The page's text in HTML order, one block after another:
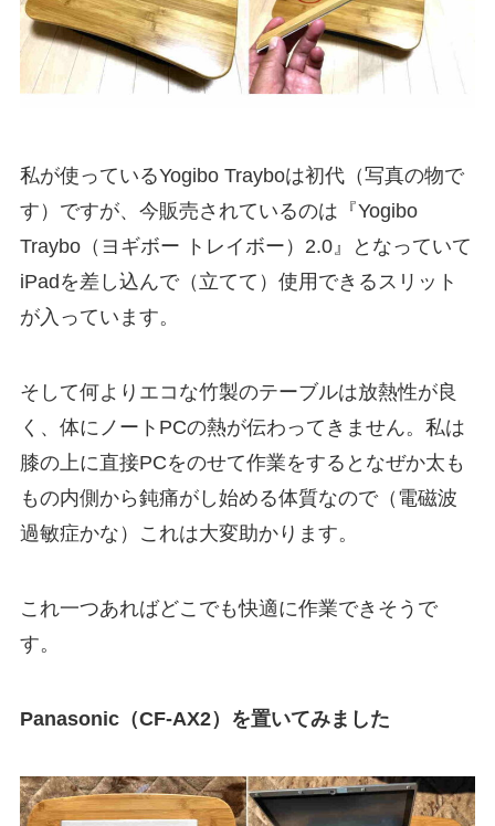
私が使っているYogibo Trayboは初代（写真の物で
す）ですが、今販売されているのは『Yogibo
Traybo（ヨギボー トレイボー）2.0』となっていて
iPadを差し込んで（立てて）使用できるスリット
が入っています。
そして何よりエコな竹製のテーブルは放熱性が良
く、体にノートPCの熱が伝わってきません。私は
膝の上に直接PCをのせて作業をするとなぜか太も
もの内側から鈍痛がし始める体質なので（電磁波
過敏症かな）これは大変助かります。
これ一つあればどこでも快適に作業できそうで
す。
Panasonic（CF-AX2）を置いてみました